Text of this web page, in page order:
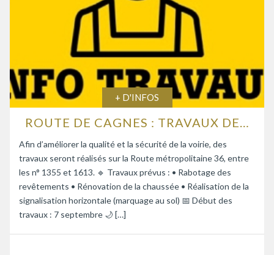
+ D'INFOS
ROUTE DE CAGNES : TRAVAUX DE RENFORCEMENT DE LA CHAUSSÉE
Afin d’améliorer la qualité et la sécurité de la voirie, des
travaux seront réalisés sur la Route métropolitaine 36, entre
les n° 1355 et 1613. 🔹 Travaux prévus : • Rabotage des
revêtements • Rénovation de la chaussée • Réalisation de la
signalisation horizontale (marquage au sol) 📅 Début des
travaux : 7 septembre 🌙 […]